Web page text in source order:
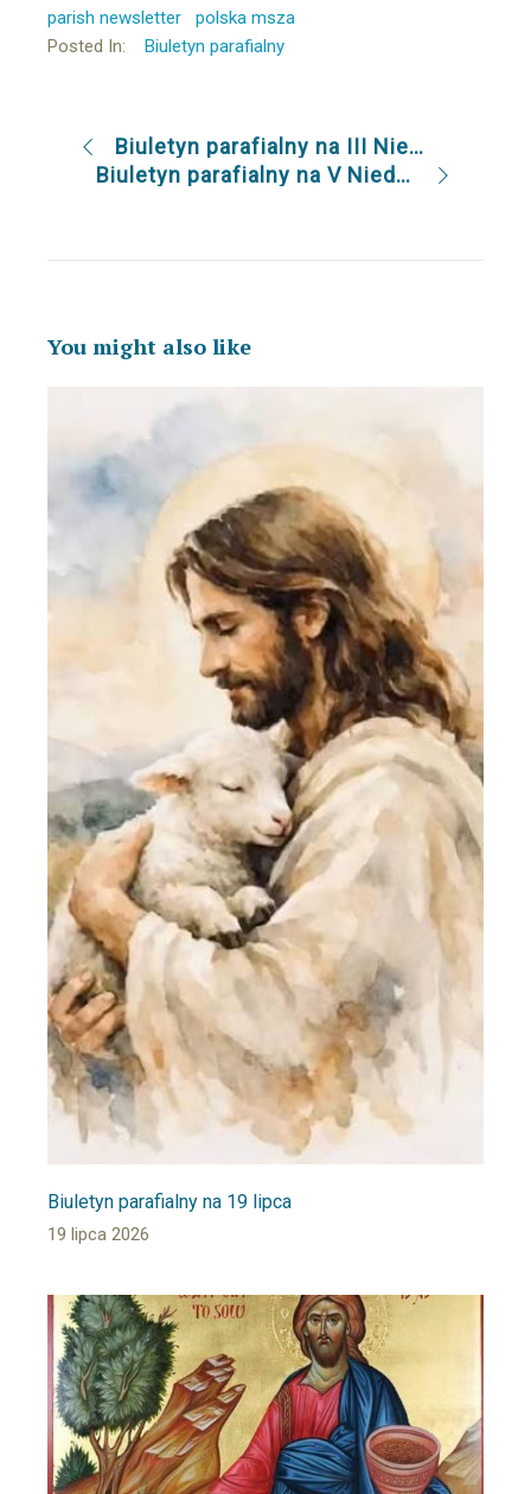
parish newsletter
polska msza
Posted In:
Biuletyn parafialny
Biuletyn parafialny na III Niedzielę Zwykłą 27.1.2019
Biuletyn parafialny na V Niedzielę Zwykłą 10.2.2019
You might also like
Biuletyn parafialny na 19 lipca
19 lipca 2026